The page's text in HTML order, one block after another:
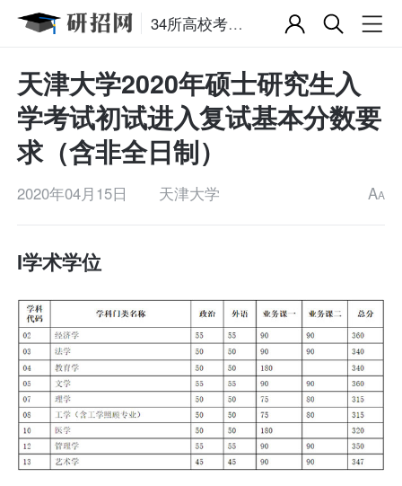
34所高校考研复试分数线
天津大学2020年硕士研究生入
学考试初试进入复试基本分数要
求（含非全日制）
2020年04月15日 天津大学 AA
I学术学位